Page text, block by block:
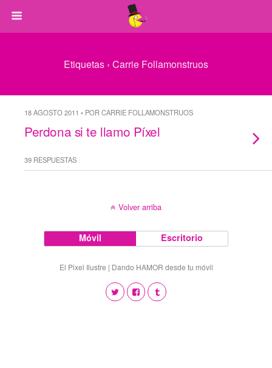
Etiquetas › Carrie Follamonstruos
18 AGOSTO 2011 • POR CARRIE FOLLAMONSTRUOS
Perdona si te llamo Píxel
39 RESPUESTAS
Volver arriba
Móvil Escritorio
El Pixel Ilustre | Dando HAMOR desde tu móvil